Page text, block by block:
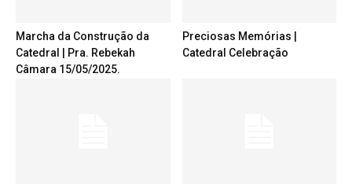
Marcha da Construção da
Catedral | Pra. Rebekah
Câmara 15/05/2025.
Preciosas Memórias |
Catedral Celebração